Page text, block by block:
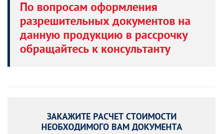
По вопросам оформления
разрешительных документов на
данную продукцию в рассрочку
обращайтесь к консультанту
ЗАКАЖИТЕ РАСЧЕТ СТОИМОСТИ
НЕОБХОДИМОГО ВАМ ДОКУМЕНТА